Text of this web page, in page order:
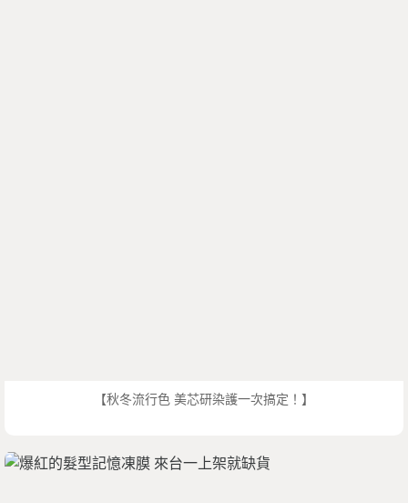
【秋冬流行色 美芯研染護一次搞定！】